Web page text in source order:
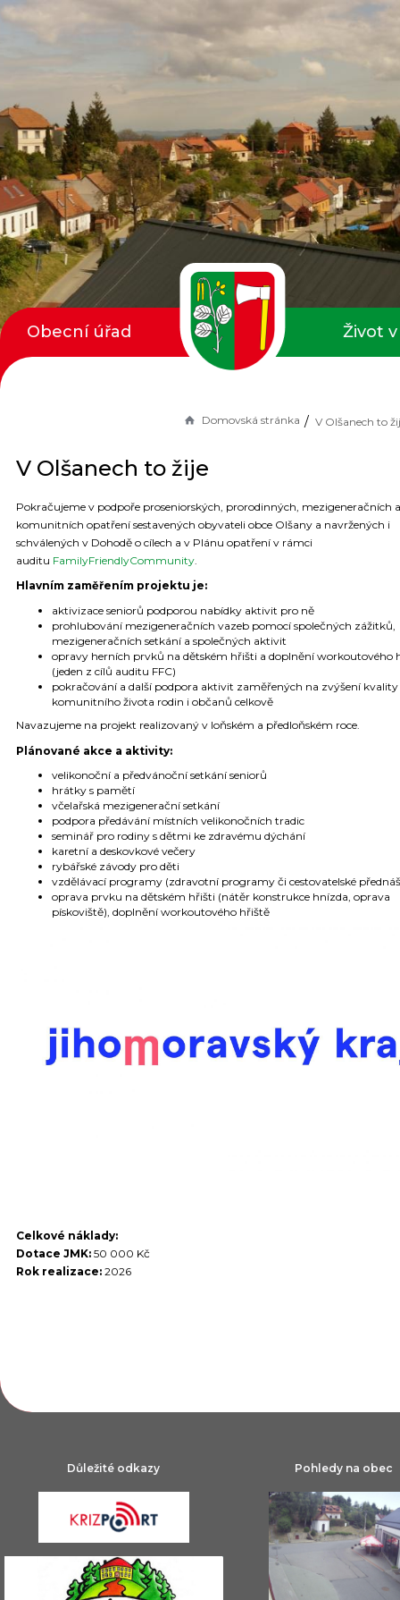
Domovská stránka V Olšanech to
V Olšanech to žije
Pokračujeme v podpoře proseniorských, prorodinných, mezigeneračních a
komunitních opatření sestavených obyvateli obce Olšany a navržených i
schválených v Dohodě o cílech a v Plánu opatření v rámci
auditu FamilyFriendlyCommunity
Hlavním zaměřením projektu je:
aktivizace seniorů podporou nabídky aktivit pro ně
prohlubování mezigeneračních vazeb pomocí společných zážitků,
mezigeneračních setkání a společných aktivit
opravy herních prvků na dětském hřišti a doplnění workoutového
(jeden z cílů auditu FFC)
pokračování a další podpora aktivit zaměřených na zvýšení kvality
komunitního života rodin i občanů celkově
Navazujeme na projekt realizovaný v loňském a předloňském roce.
Plánované akce a aktivity:
velikonoční a předvánoční setkání seniorů
hrátky s pamětí
včelařská mezigenerační setkání
podpora předávání místních velikonočních tradic
seminář pro rodiny s dětmi ke zdravému dýchání
karetní a deskovkové večery
rybářské závody pro děti
vzdělávací programy (zdravotní programy či cestovatelské
oprava prvku na dětském hřišti (nátěr konstrukce hnízda, oprava
pískoviště), doplnění workoutového hřiště
Celkové náklady:
Dotace JMK: 50 000 Kč
Rok realizace: 2026
Obecní úřad Život
Důležité odkazy Pohledy na obec